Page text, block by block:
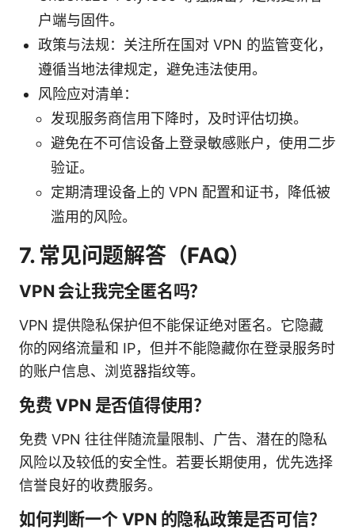
户端与固件。
政策与法规：关注所在国对 VPN 的监管变化，
遵循当地法律规定，避免违法使用。
风险应对清单：
发现服务商信用下降时，及时评估切换。
避免在不可信设备上登录敏感账户，使用二步
验证。
定期清理设备上的 VPN 配置和证书，降低被
滥用的风险。
7. 常见问题解答（FAQ）
VPN 会让我完全匿名吗？
VPN 提供隐私保护但不能保证绝对匿名。它隐藏
你的网络流量和 IP，但并不能隐藏你在登录服务时
的账户信息、浏览器指纹等。
免费 VPN 是否值得使用？
免费 VPN 往往伴随流量限制、广告、潜在的隐私
风险以及较低的安全性。若要长期使用，优先选择
信誉良好的收费服务。
如何判断一个 VPN 的隐私政策是否可信？